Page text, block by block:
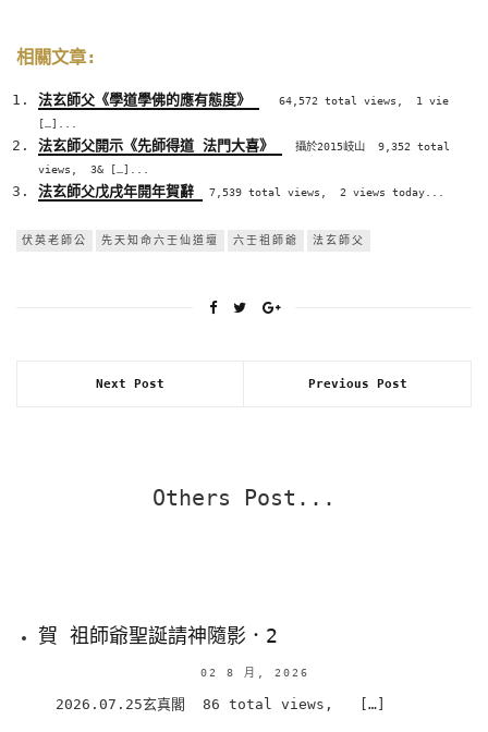
相關文章:
法玄師父《學道學佛的應有態度》
64,572 total views, 1 vie
[…]...
法玄師父開示《先師得道 法門大喜》
攝於2015岐山 9,352 total
views, 3& […]...
法玄師父戊戌年開年賀辭 7,539 total views, 2 views today...
伏英老師公 先天知命六壬仙道壇 六壬祖師爺 法玄師父
Next Post Previous Post
Others Post...
賀 祖師爺聖誕請神隨影．2
02 8 月, 2026
2026.07.25玄真閣 86 total views, […]